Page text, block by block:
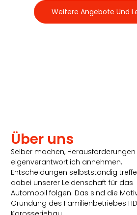
Weitere Angebote Und
Über uns
Selber machen, Herausforderungen
eigenverantwortlich annehmen,
Entscheidungen selbstständig
dabei unserer Leidenschaft für das
Automobil folgen. Das sind die
Gründung des Familienbetriebes HD